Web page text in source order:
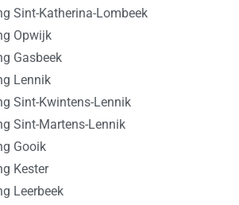
Sint-Katherina-Lombeek
Opwijk
Gasbeek
Lennik
Sint-Kwintens-Lennik
Sint-Martens-Lennik
Gooik
Kester
Leerbeek